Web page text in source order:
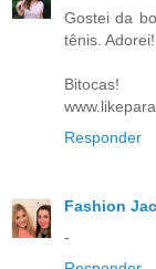
Gostei da
tênis. Adorei!
Bitocas!
Responder
Fashion
-